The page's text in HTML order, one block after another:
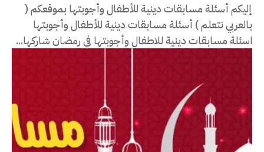
إليكم أسئلة مسابقات دينية للأطفال وأجوبتها بموقعكم (
بالعربي نتعلم ) أسئلة مسابقات دينية للأطفال وأجوبتها
اسئلة مسابقات دينية للاطفال وأجوبتها في رمضان شاركها...